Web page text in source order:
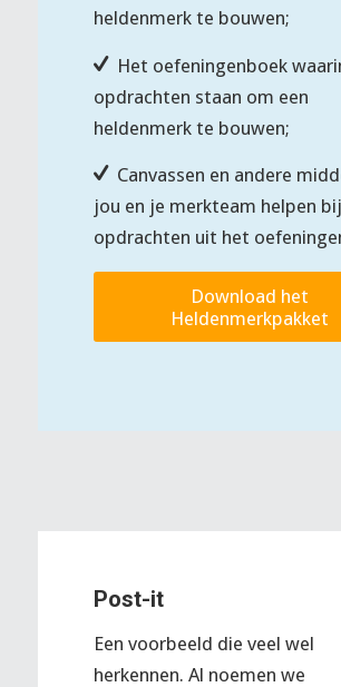
heldenmerk te bouwen;
Het oefeningenboek
opdrachten staan om een
heldenmerk te bouwen;
Canvassen en andere
jou en je merkteam helpen
opdrachten uit het
Download het
Heldenmerkpakket
Post-it
Een voorbeeld die veel wel
herkennen. Al noemen we